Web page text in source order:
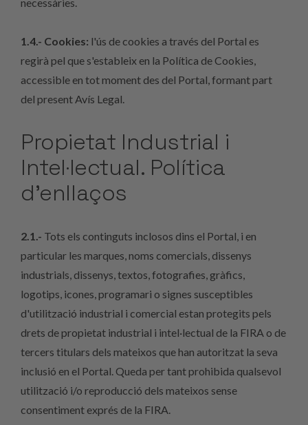
1.4.- Cookies: l'ús de cookies a través del Portal es
regirà pel que s'estableix en la Política de Cookies,
accessible en tot moment des del Portal, formant part
del present Avís Legal.
Propietat Industrial i
Intel·lectual. Política
d'enllaços
2.1.- Tots els continguts inclosos dins el Portal, i en
particular les marques, noms comercials, dissenys
industrials, dissenys, textos, fotografies, gràfics,
logotips, icones, programari o signes susceptibles
d'utilització industrial i comercial estan protegits pels
drets de propietat industrial i intel·lectual de la FIRA o de
tercers titulars dels mateixos que han autoritzat la seva
inclusió en el Portal. Queda per tant prohibida qualsevol
utilització i/o reproducció dels mateixos sense
consentiment exprés de la FIRA.